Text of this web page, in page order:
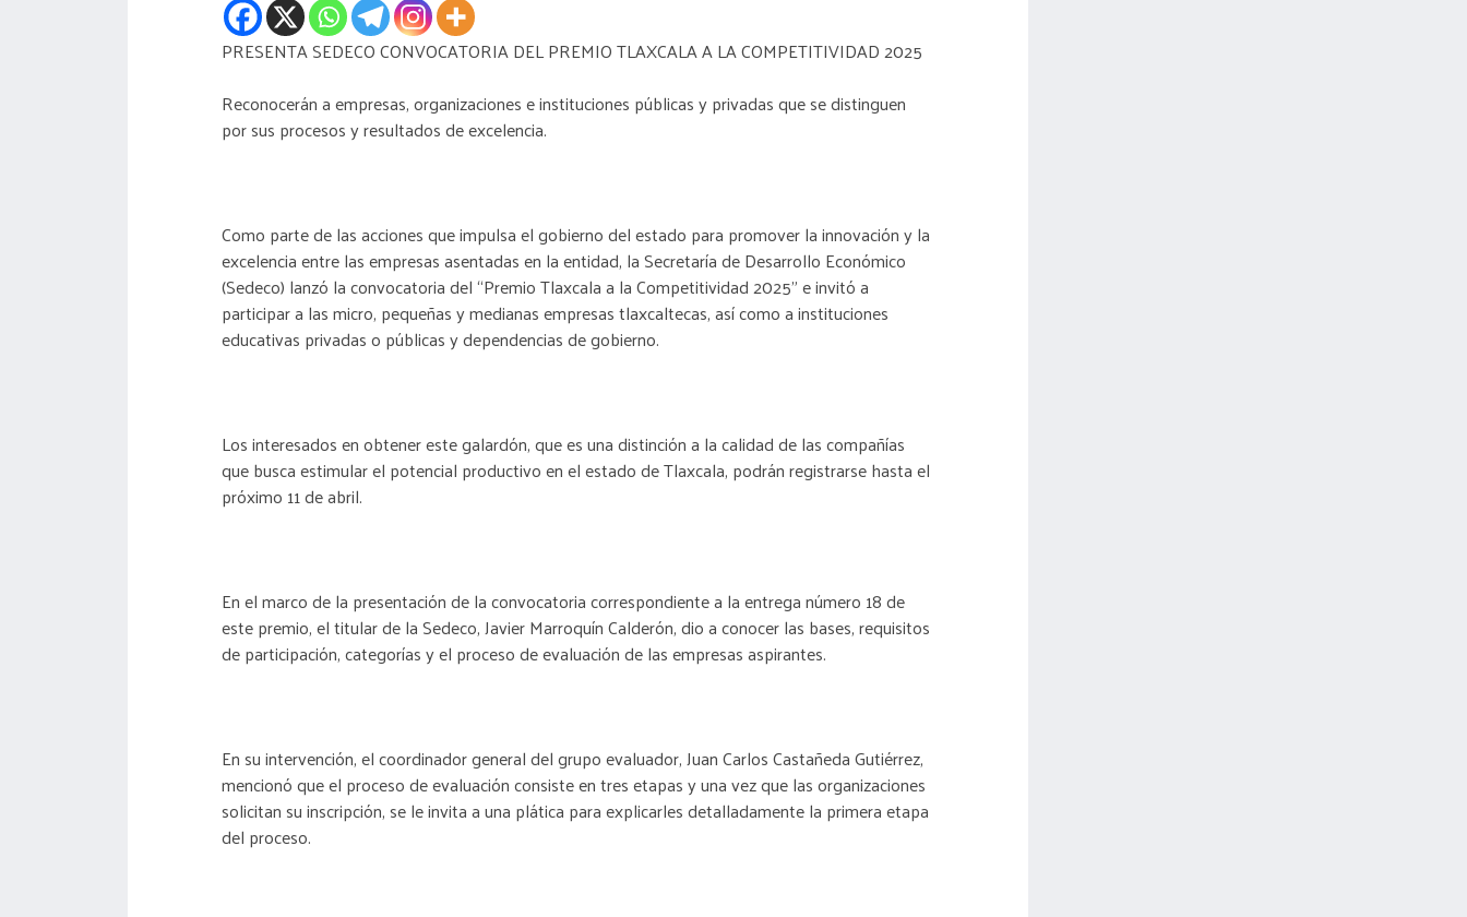
PRESENTA SEDECO CONVOCATORIA DEL PREMIO TLAXCALA A LA COMPETITIVIDAD 2025
Reconocerán a empresas, organizaciones e instituciones públicas y privadas que se distinguen
por sus procesos y resultados de excelencia.
Como parte de las acciones que impulsa el gobierno del estado para promover la innovación y la
excelencia entre las empresas asentadas en la entidad, la Secretaría de Desarrollo Económico
(Sedeco) lanzó la convocatoria del “Premio Tlaxcala a la Competitividad 2025” e invitó a
participar a las micro, pequeñas y medianas empresas tlaxcaltecas, así como a instituciones
educativas privadas o públicas y dependencias de gobierno.
Los interesados en obtener este galardón, que es una distinción a la calidad de las compañías
que busca estimular el potencial productivo en el estado de Tlaxcala, podrán registrarse hasta el
próximo 11 de abril.
En el marco de la presentación de la convocatoria correspondiente a la entrega número 18 de
este premio, el titular de la Sedeco, Javier Marroquín Calderón, dio a conocer las bases, requisitos
de participación, categorías y el proceso de evaluación de las empresas aspirantes.
En su intervención, el coordinador general del grupo evaluador, Juan Carlos Castañeda Gutiérrez,
mencionó que el proceso de evaluación consiste en tres etapas y una vez que las organizaciones
solicitan su inscripción, se le invita a una plática para explicarles detalladamente la primera etapa
del proceso.